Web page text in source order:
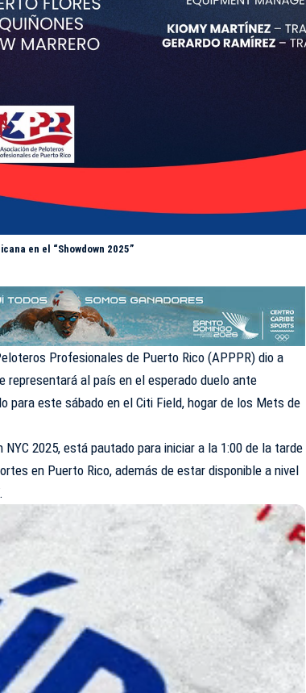
en el “Showdown 2025”
Profesionales de Puerto Rico (APPPR) dio a
representará al país en el esperado duelo ante
para este sábado en el Citi Field, hogar de los Mets de
NYC 2025, está pautado para iniciar a la 1:00 de la tarde
en Puerto Rico, además de estar disponible a nivel